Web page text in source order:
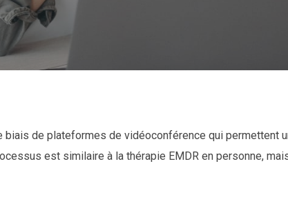
biais de plateformes de vidéoconférence qui permettent
est similaire à la thérapie EMDR en personne,